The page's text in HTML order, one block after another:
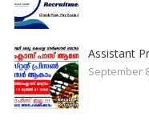
Assistant
September